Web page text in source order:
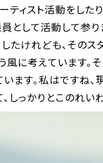
ティスト活動をし
として活動して参
たけれども、その
に考えています。
ます。私はですね、
しっかりとこのれ